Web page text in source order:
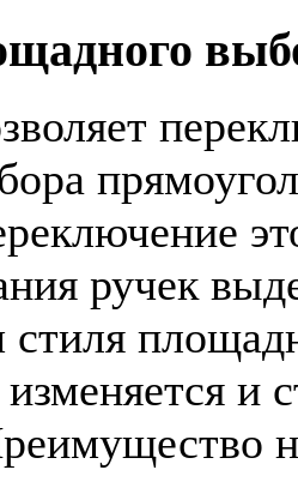
ручек
и